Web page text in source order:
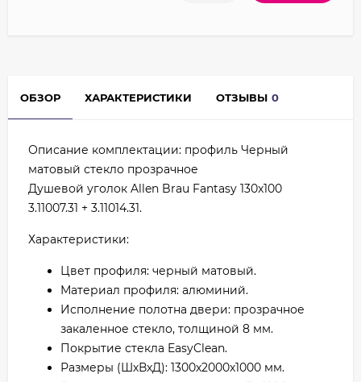
ОБЗОР ХАРАКТЕРИСТИКИ ОТЗЫВЫ 0
Описание комплектации: профиль Черный
матовый стекло прозрачное
Душевой уголок Allen Brau Fantasy 130x100
3.11007.31 + 3.11014.31.
Характеристики:
Цвет профиля: черный матовый.
Материал профиля: алюминий.
Исполнение полотна двери: прозрачное
закаленное стекло, толщиной 8 мм.
Покрытие стекла EasyClean.
Размеры (ШхВхД): 1300х2000х1000 мм.